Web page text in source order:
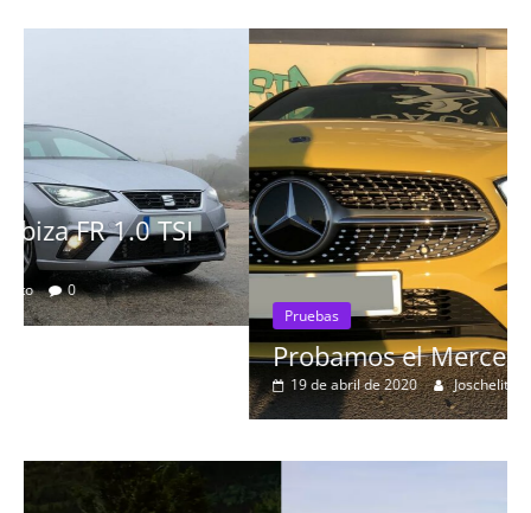
Pruebas
Probamos el Mercedes-Benz A200d
Joschelito 0